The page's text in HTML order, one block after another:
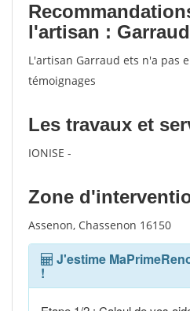
l'artisan :
L'artisan Garraud ets n'a pas
témoignages
Les travaux et
IONISE -
Zone
Assenon, Chassenon 16150